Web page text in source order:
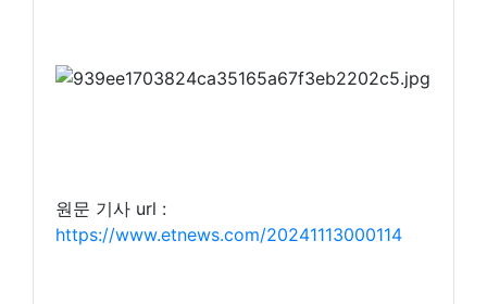
원문 기사 url :
https://www.etnews.com/20241113000114